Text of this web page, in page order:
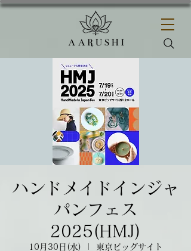
ハンドメイドインジャ
パンフェス
2025(HMJ)
10月30日(水) 東京ビッグサイト